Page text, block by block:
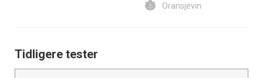
Oransjevin
Tidligere tester